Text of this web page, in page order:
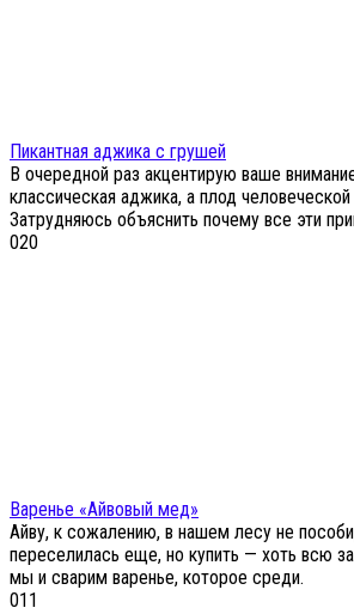
Пикантная аджика с грушей
В очередной раз акцентирую ваше
классическая аджика, а плод человеческой
Затрудняюсь объяснить почему все эти
020
Варенье «Айвовый мед»
Айву, к сожалению, в нашем лесу не
переселилась еще, но купить — хоть всю
мы и сварим варенье, которое среди.
011